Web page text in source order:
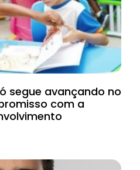
segue avançando no
com a